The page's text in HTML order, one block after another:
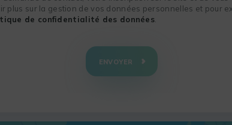
plus sur la gestion de vos données personnelles et pour
de confidentialité des données
ENVOYER